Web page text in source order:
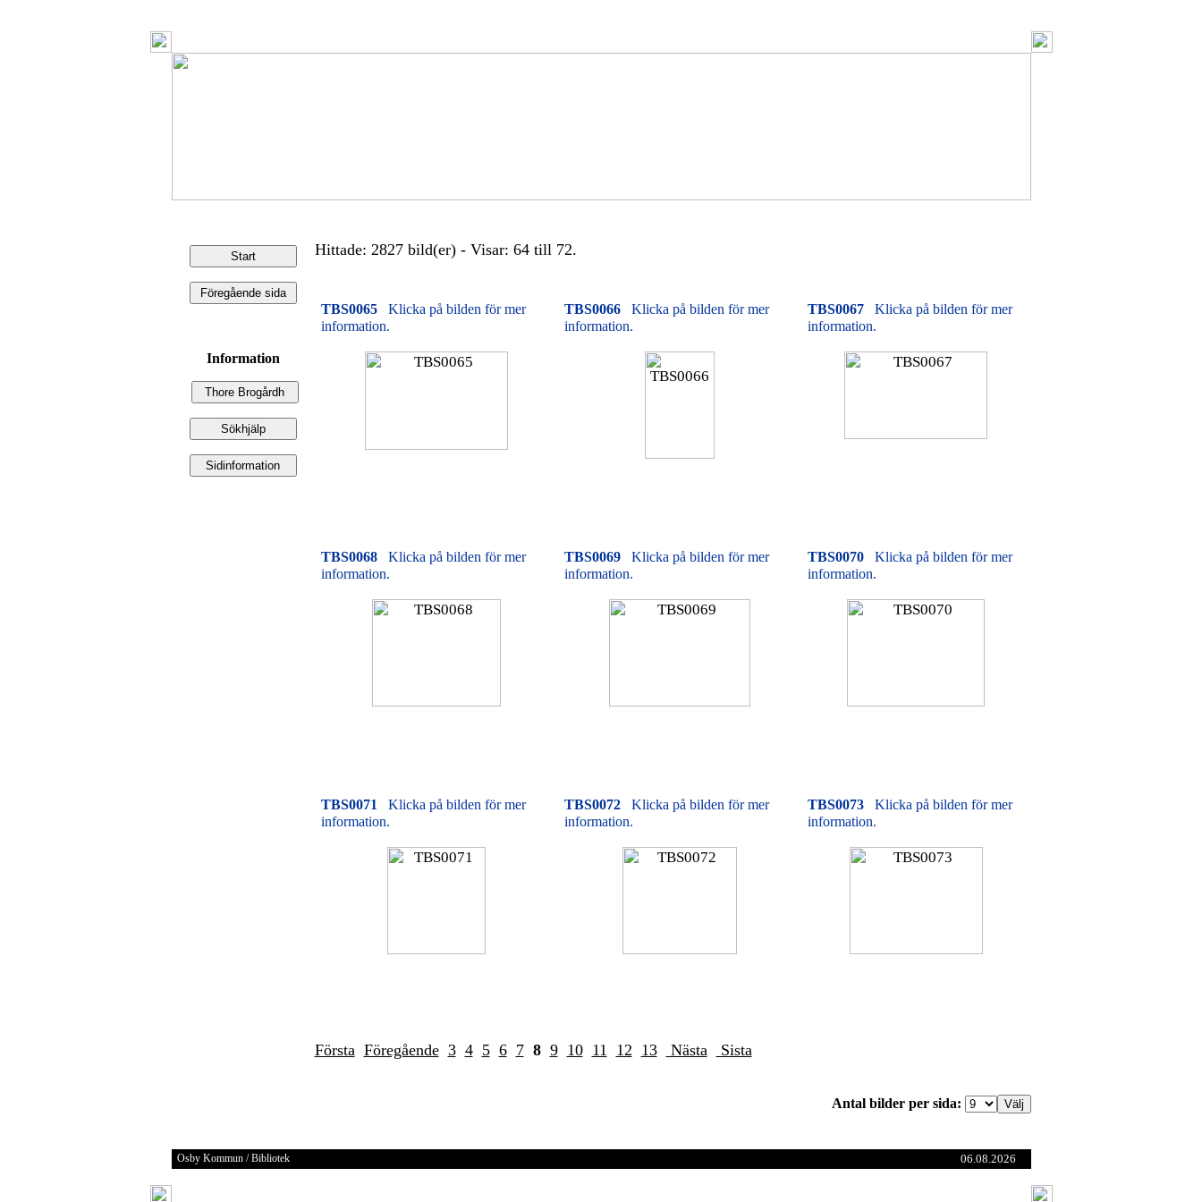
Information
Hittade: 2827 bild(er) - Visar: 64 till 72.
TBS0065
Klicka på bilden för mer
information.
TBS0066
Klicka på bilden för mer
information.
TBS0067
Klicka på bilden för mer
information.
TBS0068
Klicka på bilden för mer
information.
TBS0069
Klicka på bilden för mer
information.
TBS0070
Klicka på bilden för mer
information.
TBS0071
Klicka på bilden för mer
information.
TBS0072
Klicka på bilden för mer
information.
TBS0073
Klicka på bilden för mer
information.
Första Föregående 3 4 5 6 7 8 9 10 11 12 13 Nästa Sista
Antal bilder per sida:
Osby Kommun / Bibliotek 06.08.2026